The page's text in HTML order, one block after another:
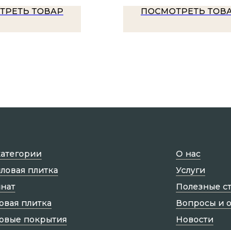
ТОВАР ПОСМОТРЕТЬ
О нас
Услуги
Полезные
Вопросы и
Новости
плитка
плитка
покрытия